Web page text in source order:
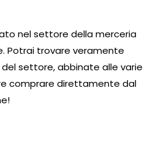
nel settore della merceria
Potrai trovare veramente
settore, abbinate alle varie
comprare direttamente dal